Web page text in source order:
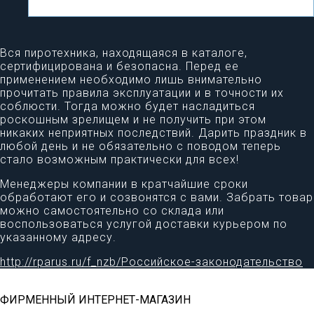
Вся пиротехника, находящаяся в каталоге,
сертифицирована и безопасна. Перед ее
применением необходимо лишь внимательно
прочитать правила эксплуатации и в точности их
соблюсти. Тогда можно будет насладиться
роскошным зрелищем и не получить при этом
никаких неприятных последствий. Дарить праздник в
любой день и не обязательно с поводом теперь
стало возможным практически для всех!
Менеджеры компании в кратчайшие сроки
обработают его и созвонятся с вами. Забрать товар
можно самостоятельно со склада или
воспользоваться услугой доставки курьером по
указанному адресу.
http://rparus.ru/f_nzb/Российское-законодательство
ФИРМЕННЫЙ ИНТЕРНЕТ-МАГАЗИН